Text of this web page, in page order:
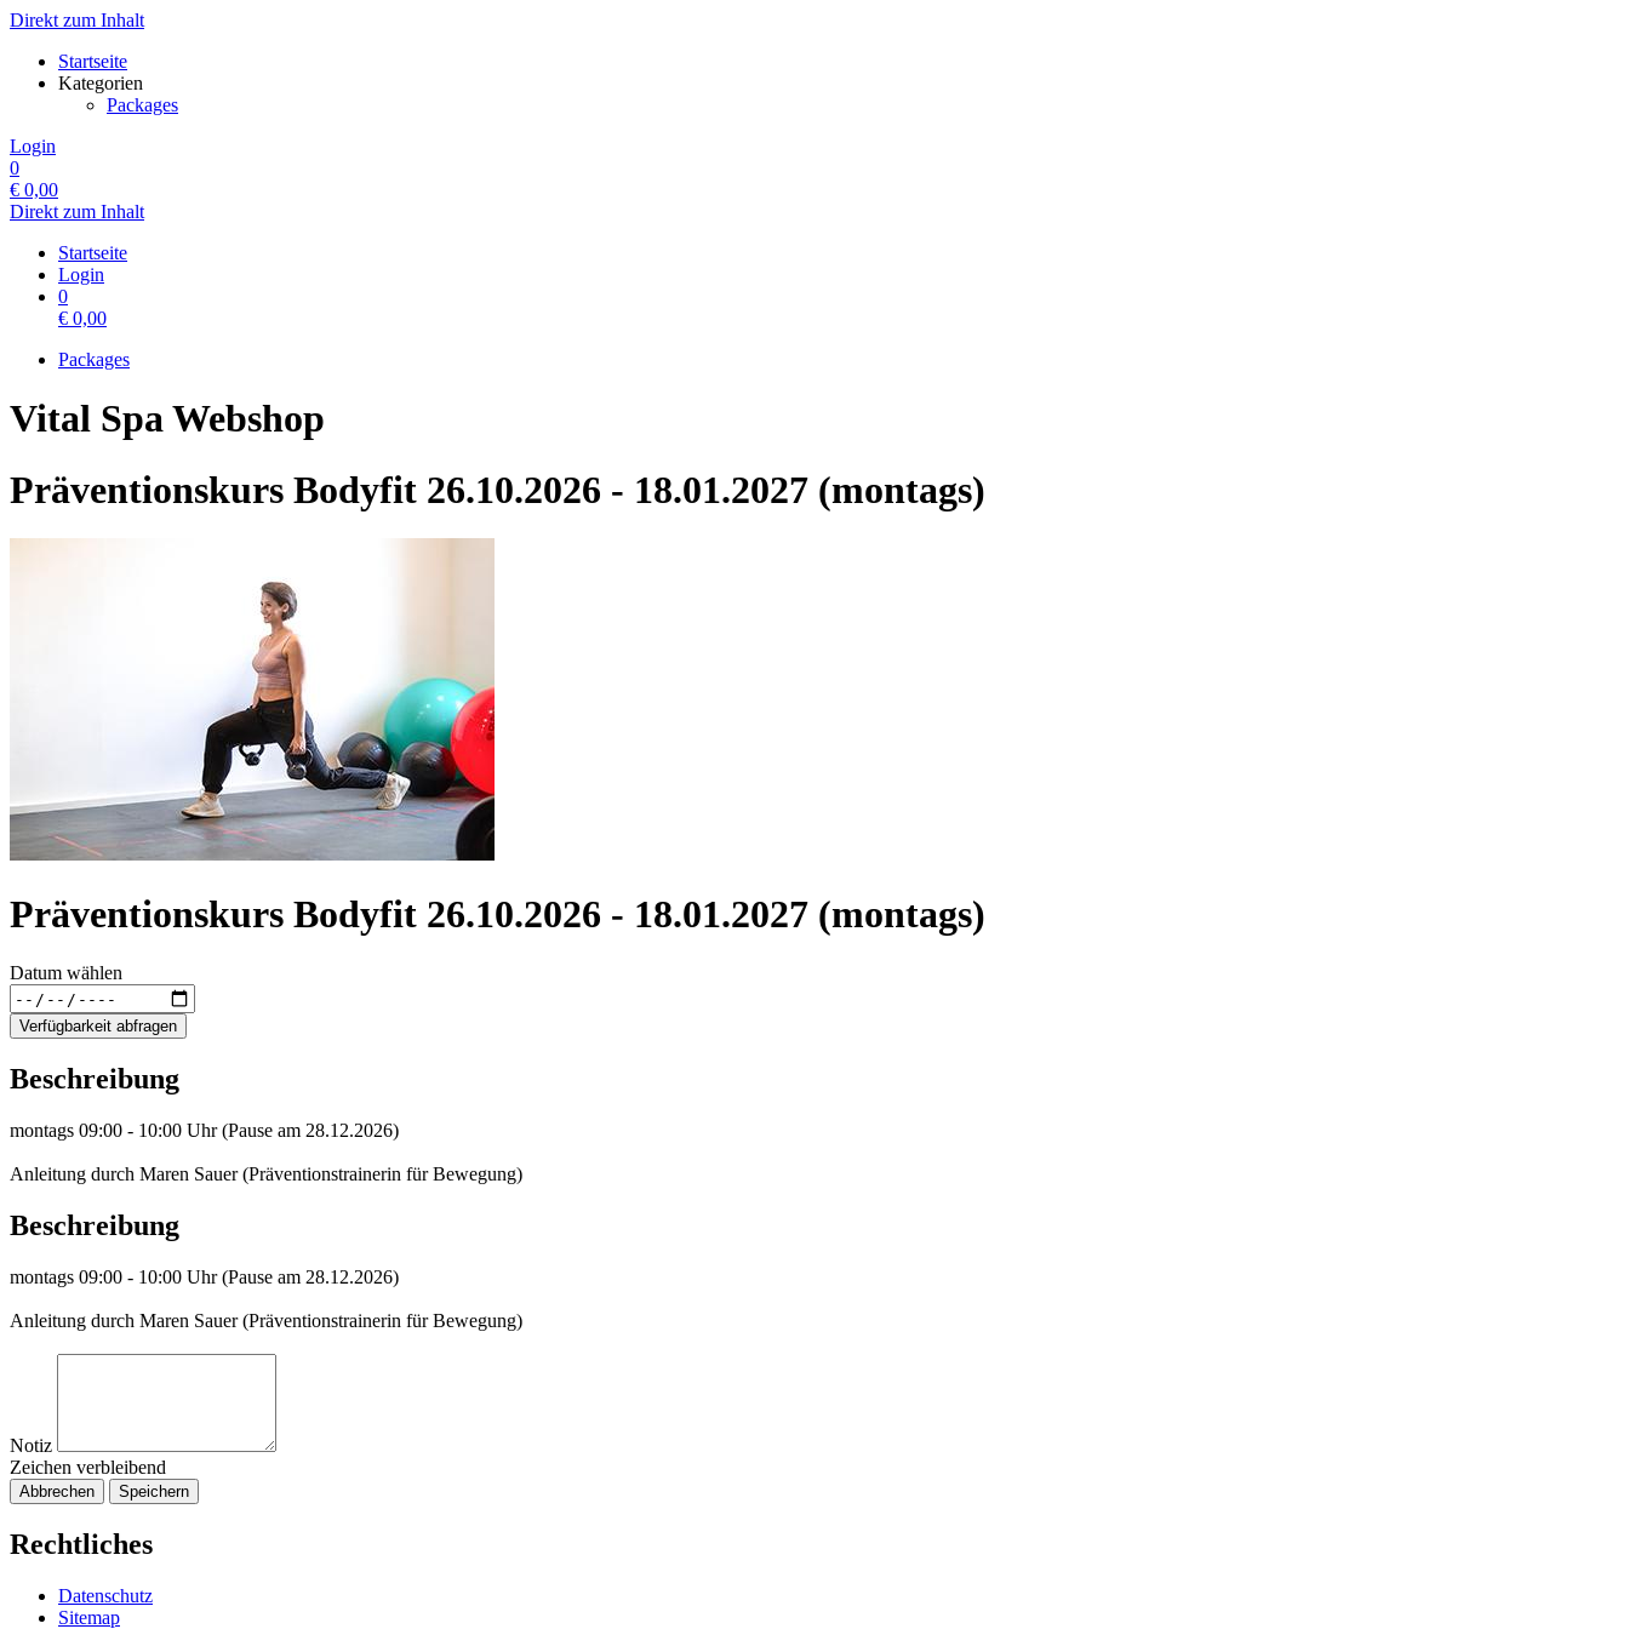
Direkt zum Inhalt
Startseite
Kategorien
Packages
Login
0
€ 0,00
Direkt zum Inhalt
Startseite
Login
0
€ 0,00
Packages
Vital Spa Webshop
Präventionskurs Bodyfit 26.10.2026 - 18.01.2027 (montags)
Präventionskurs Bodyfit 26.10.2026 - 18.01.2027 (montags)
Datum wählen
Verfügbarkeit abfragen
Beschreibung
montags 09:00 - 10:00 Uhr (Pause am 28.12.2026)
Anleitung durch Maren Sauer (Präventionstrainerin für Bewegung)
Beschreibung
montags 09:00 - 10:00 Uhr (Pause am 28.12.2026)
Anleitung durch Maren Sauer (Präventionstrainerin für Bewegung)
Notiz
Zeichen verbleibend
Abbrechen Speichern
Rechtliches
Datenschutz
Sitemap